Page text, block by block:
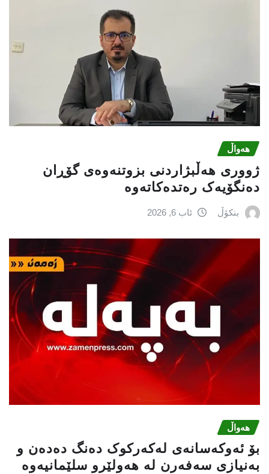
هەواڵ
ژووری هەڵبژاردنی بزوتنەوەى گۆڕان
دەنگۆیەک رەتدەکاتەوە
بنکۆڵ ئاب 6, 2026
هەواڵ
بۆ ئەوکەسانەی لەکەرکوک دەنگ دەدەن و
بەنیازی سەفەرن لە هەولێرو سلێمانیەوە